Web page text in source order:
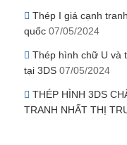
Thép I giá cạnh
quốc 07/05/2024
Thép hình chữ U và
tại 3DS 07/05/2024
THÉP HÌNH 3DS
TRANH NHẤT THỊ